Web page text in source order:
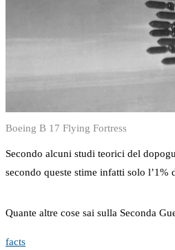
Boeing B 17 Flying Fortress
Secondo alcuni studi teorici del
secondo queste stime infatti solo l’1%
Quante altre cose sai sulla Seconda
facts